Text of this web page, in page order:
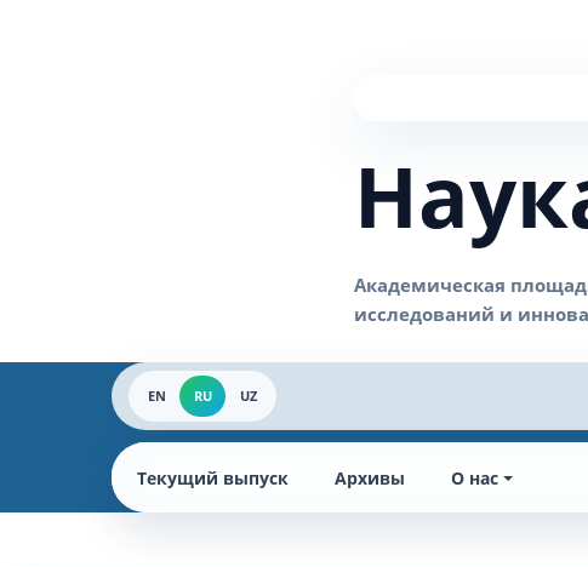
EN RU UZ
Текущий выпуск Архивы О нас